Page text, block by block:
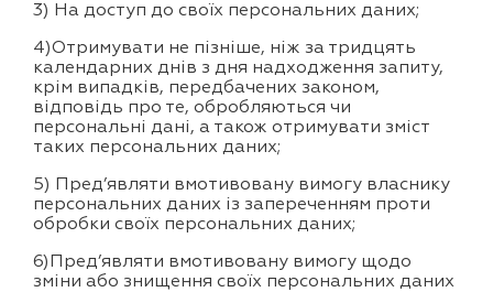
3) На доступ до своїх персональних даних;
4)Отримувати не пізніше, ніж за тридцять
календарних днів з дня надходження запиту,
крім випадків, передбачених законом,
відповідь про те, обробляються чи
персональні дані, а також отримувати зміст
таких персональних даних;
5) Пред’являти вмотивовану вимогу власнику
персональних даних із запереченням проти
обробки своїх персональних даних;
6)Пред’являти вмотивовану вимогу щодо
зміни або знищення своїх персональних даних